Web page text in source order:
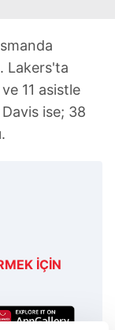
Lakers'ta
11 asistle
ise; 38
İÇİN